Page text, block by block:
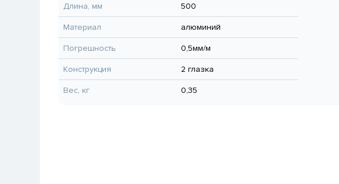
Длина, мм 500
Материал алюминий
Погрешность 0,5мм/м
Конструкция 2 глазка
Вес, кг 0,35